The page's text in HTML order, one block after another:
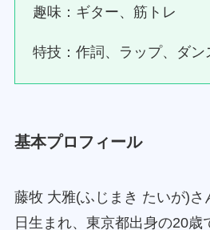
趣味：ギター、筋トレ
特技：作詞、ラップ、ダン
基本プロフィール
藤牧 大雅(ふじまき たいが)さ
日生まれ、東京都出身の20歳